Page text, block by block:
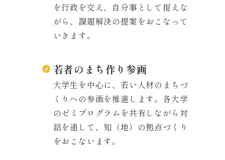
を行政を交え、自分事として捉えな
がら、課題解決の提案をおこなって
いきます。
若者のまち作り参画
大学生を中心に、若い人材のまちづ
くりへの参画を推進します。各大学
のゼミプログラムを共有しながら対
話を通して、知（地）の拠点づくり
をおこないます。